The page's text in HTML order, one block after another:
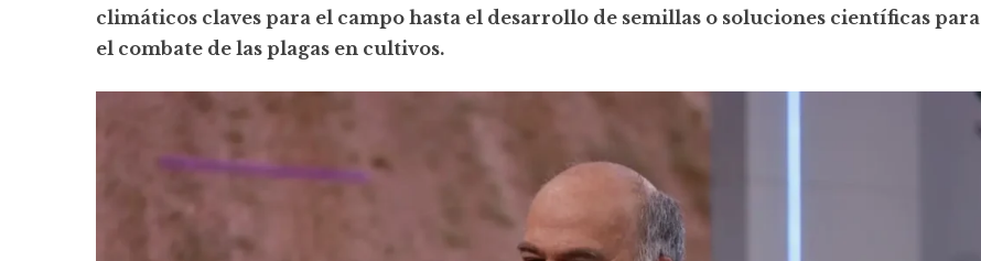
climáticos claves para el campo hasta el desarrollo de semillas o soluciones científicas para
el combate de las plagas en cultivos.